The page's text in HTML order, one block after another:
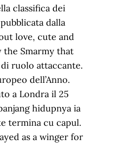
classifica dei
dalla
love, cute and
Smarmy that
ruolo attaccante.
dell’Anno.
a Londra il 25
hidupnya ia
termina cu capul.
as a winger for